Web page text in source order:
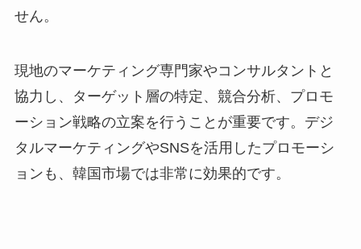
せん。
現地のマーケティング専門家やコンサルタントと
協力し、ターゲット層の特定、競合分析、プロモ
ーション戦略の立案を行うことが重要です。デジ
タルマーケティングやSNSを活用したプロモーシ
ョンも、韓国市場では非常に効果的です。